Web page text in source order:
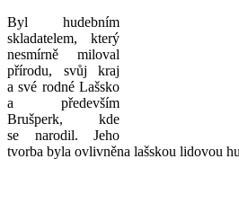
Byl hudebním
skladatelem, který
nesmírně miloval
přírodu, svůj kraj
a své rodné Lašsko
a především
Brušperk, kde
se narodil. Jeho
tvorba byla ovlivněna lašskou lidovou